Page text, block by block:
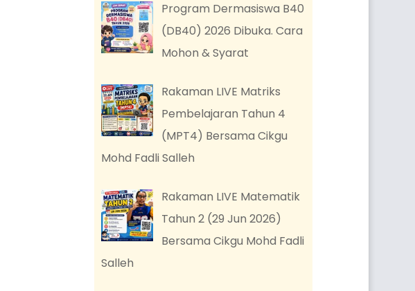
Program Dermasiswa B40
(DB40) 2026 Dibuka. Cara
Mohon & Syarat
Rakaman LIVE Matriks
Pembelajaran Tahun 4
(MPT4) Bersama Cikgu
Mohd Fadli Salleh
Rakaman LIVE Matematik
Tahun 2 (29 Jun 2026)
Bersama Cikgu Mohd Fadli
Salleh